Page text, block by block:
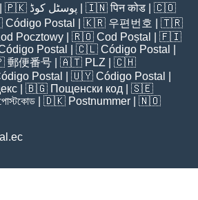
| 🇵🇰 پوسٹل کوڈ | 🇮🇳पिन कोड | 🇨🇴
Código Postal | 🇰🇷 우편번호
| 🇹🇷
Pocztowy | 🇷🇴 Cod Poștal
| 🇫🇮
Postal | 🇨🇱 Código Postal
郵便番号 | 🇦🇹 PLZ | 🇨🇭
Postal | 🇺🇾 Código Postal
| 🇧🇬 Пощенски код | 🇸🇪
| 🇩🇰 Postnummer | 🇳🇴